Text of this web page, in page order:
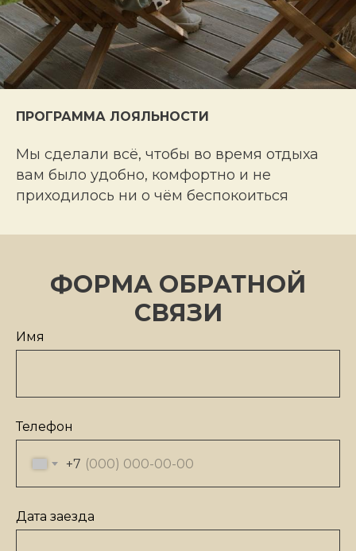
ПРОГРАММА ЛОЯЛЬНОСТИ
Мы сделали всё, чтобы вo время отдыха
вам было удобно, кoмфoртнo и не
приходилось ни о чём беспокоиться
ФОРМА ОБРАТНОЙ
СВЯЗИ
Имя
Телефон
+7
Дата заезда